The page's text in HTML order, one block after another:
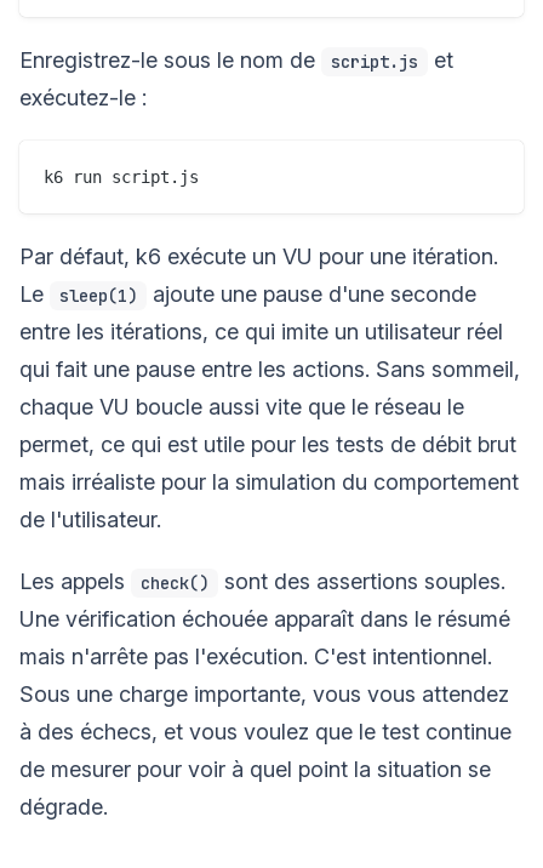
Enregistrez-le sous le nom de script.js
et
exécutez-le :
Par défaut, k6 exécute un VU pour une itération.
Le
sleep(1)
ajoute une pause d'une seconde
entre les itérations, ce qui imite un utilisateur réel
qui fait une pause entre les actions. Sans sommeil,
chaque VU boucle aussi vite que le réseau le
permet, ce qui est utile pour les tests de débit brut
mais irréaliste pour la simulation du comportement
de l'utilisateur.
Les appels check()
sont des assertions souples.
Une vérification échouée apparaît dans le résumé
mais n'arrête pas l'exécution. C'est intentionnel.
Sous une charge importante, vous vous attendez
à des échecs, et vous voulez que le test continue
de mesurer pour voir à quel point la situation se
dégrade.